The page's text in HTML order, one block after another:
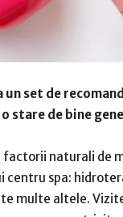
un set de
stare de bine
factorii naturali de
centru spa:
multe altele.